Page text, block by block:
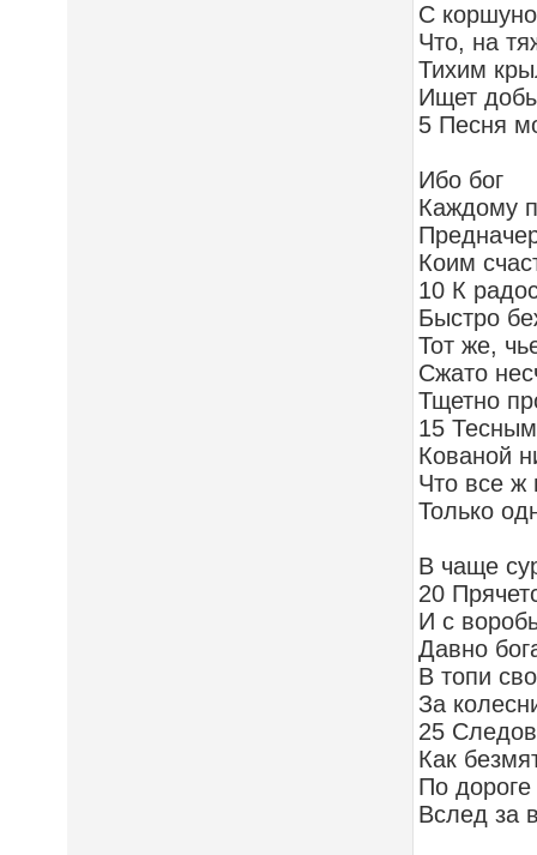
С
Что, на
Тихим
Ищет
5 Песня
Ибо бог
Каждому
Коим
10 К
Быстро
Тот же,
Сжато
Тщетно
15
Кованой
Что все ж
Только
В чаще
20
И с
Давно
В топи
За
25
Как
По
Вслед за